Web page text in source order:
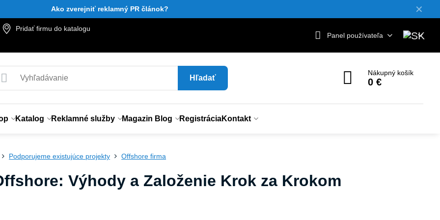
✕
Ako zverejniť reklamný PR článok?
Pridať firmu do katalogu
Panel používateľa
Hľadať
Nákupný košík
0 €
Katalog Reklamné služby Magazin Blog RegistráciaKontakt
Podporujeme existujúce projekty Offshore firma
Výhody a Založenie Krok za Krokom